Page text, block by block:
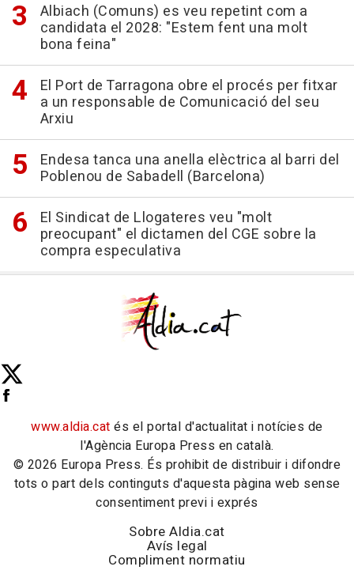
Albiach (Comuns) es veu repetint com a
candidata el 2028: "Estem fent una molt
bona feina"
El Port de Tarragona obre el procés per fitxar
a un responsable de Comunicació del seu
Arxiu
Endesa tanca una anella elèctrica al barri del
Poblenou de Sabadell (Barcelona)
El Sindicat de Llogateres veu "molt
preocupant" el dictamen del CGE sobre la
compra especulativa
www.aldia.cat és el portal d'actualitat i notícies de
l'Agència Europa Press en català.
© 2026 Europa Press. És prohibit de distribuir i difondre
tots o part dels continguts d'aquesta pàgina web sense
consentiment previ i exprés
Sobre Aldia.cat
Avís legal
Compliment normatiu